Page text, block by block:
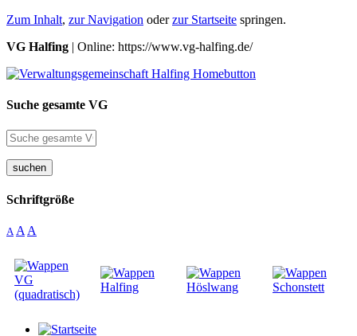
Zum Inhalt, zur Navigation oderzur Startseite springen.
VG Halfing | Online: https://www.vg-halfing.de/
Suche gesamte VG
suchen
Schriftgröße
A A A